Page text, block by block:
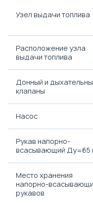
Узел выдачи топлива
Расположение узла
выдачи топлива
Донный и
клапаны
Насос
Рукав напорно-
всасывающий Ду=65
Место хранения
напорно-
рукавов